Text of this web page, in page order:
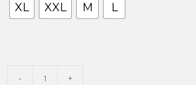
XL XXL M L
- +